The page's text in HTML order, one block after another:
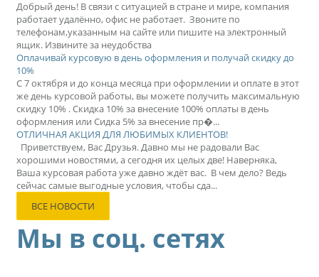
Добрый день! В связи с ситуацией в стране и мире, компания
работает удалённо, офис не работает. Звоните по
телефонам,указанным на сайте или пишите на электронный
ящик. Извините за неудобства
Оплачивай курсовую в день оформления и получай скидку до
10%
С 7 октября и до конца месяца при оформлении и оплате в этот
же день курсовой работы, вы можете получить максимальную
скидку 10% . Скидка 10% за внесение 100% оплаты в день
оформления или Сидка 5% за внесение пр�...
ОТЛИЧНАЯ АКЦИЯ ДЛЯ ЛЮБИМЫХ КЛИЕНТОВ!
Приветствуем, Вас Друзья. Давно мы не радовали Вас
хорошими новостями, а сегодня их целых две! Наверняка,
Ваша курсовая работа уже давно ждёт вас. В чем дело? Ведь
сейчас самые выгодные условия, чтобы сда...
ВСЕ НОВОСТИ
Мы в соц. сетях